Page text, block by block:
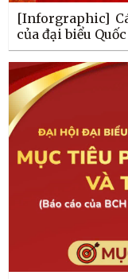
[Inforgraphic]
của đại biểu